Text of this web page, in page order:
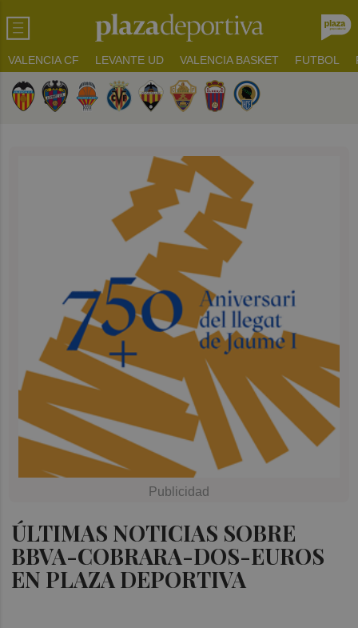
VALENCIA CF LEVANTE UD VALENCIA BASKET FUTBOL
ÚLTIMAS NOTICIAS SOBRE
BBVA-COBRARA-DOS-EUROS
EN PLAZA DEPORTIVA